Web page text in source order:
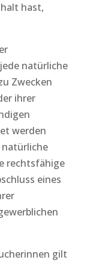
hast,
natürliche
Zwecken
ihrer
werden
rechtsfähige
eines
gilt